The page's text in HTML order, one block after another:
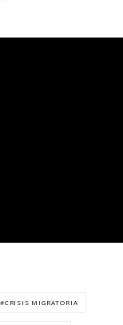
CRISIS MIGRATORIA